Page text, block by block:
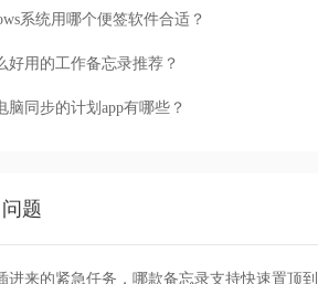
系统用哪个便签软件合适？
好用的工作备忘录推荐？
脑同步的计划app有哪些？
题